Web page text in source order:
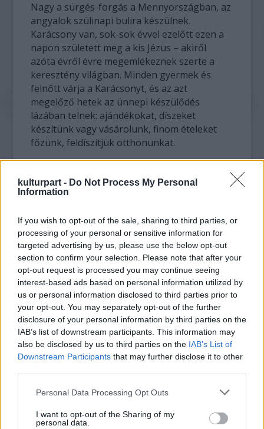
kulturpart - Do Not Process My Personal
Information
If you wish to opt-out of the sale, sharing to third parties, or
processing of your personal or sensitive information for
targeted advertising by us, please use the below opt-out
section to confirm your selection. Please note that after your
opt-out request is processed you may continue seeing
interest-based ads based on personal information utilized by
us or personal information disclosed to third parties prior to
your opt-out. You may separately opt-out of the further
disclosure of your personal information by third parties on the
IAB’s list of downstream participants. This information may
also be disclosed by us to third parties on the IAB’s List of
Downstream Participants that may further disclose it to other
Please note that this website/app uses one or more Google
not limited to your visit or usage behaviour. You may click to
grant or deny consent to Google and its third-party tags to
Personal Data Processing Opt Outs
I want to opt-out of the Sharing of my
personal data.
Nagy a sürgés-forgás a Mennyországban, az
angyalok szülinapi bulira készülnek.
Karácsony van, sok-sok évvel ezelőtt ezen a
napon született meg a kis Jézus – akiről
azóta évről évre megemlékeznek szerte a
keresztény világban. Minden gyermek és
felnőtt várja a Karácsonyt, és az azt
megelőző hetek az ünnepi készülődés
lázában telnek: ajándékokat, díszeket
készítünk vagy vásárolunk, finom ételeket
főzünk, feldíszítjük otthonunkat.
megfelelő ajándékon tanakodnak: mivel
lepjék meg azt, akitől többnyire inkább kérni
szférák zenéi is segítik őket: fanfárok és
egyéb rézfúvós hangszerek szólnak ebben a
zenés mennyországban, nem a megszokott
karácsonyi dalok, hanem kifejezetten erre az
alkalomra írt zeneművek.
Te mit adnál legszívesebben annak, akit
szeretsz? Minek örülne vajon a legjobban?
A mesekoncert utáni kézműves
foglalkozáson ötletes és egyszerű
ajándékokat is készítenek a gyerekek.
kézműves foglalkozás)